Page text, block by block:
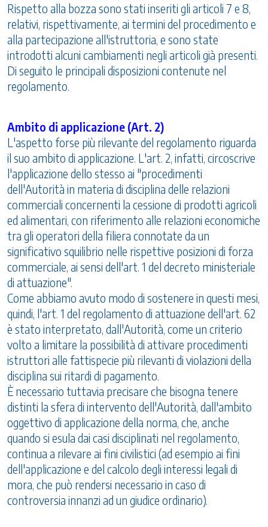
Rispetto alla bozza sono stati inseriti gli articoli 7 e 8,
relativi, rispettivamente, ai termini del procedimento e
alla partecipazione all'istruttoria, e sono state
introdotti alcuni cambiamenti negli articoli già presenti.
Di seguito le principali disposizioni contenute nel
regolamento.
Ambito di applicazione (Art. 2)
L'aspetto forse più rilevante del regolamento riguarda
il suo ambito di applicazione. L'art. 2, infatti, circoscrive
l'applicazione dello stesso ai "procedimenti
dell'Autorità in materia di disciplina delle relazioni
commerciali concernenti la cessione di prodotti agricoli
ed alimentari, con riferimento alle relazioni economiche
tra gli operatori della filiera connotate da un
significativo squilibrio nelle rispettive posizioni di forza
commerciale, ai sensi dell'art. 1 del decreto ministeriale
di attuazione".
Come abbiamo avuto modo di sostenere in questi mesi,
quindi, l'art. 1 del regolamento di attuazione dell'art. 62
è stato interpretato, dall'Autorità, come un criterio
volto a limitare la possibilità di attivare procedimenti
istruttori alle fattispecie più rilevanti di violazioni della
disciplina sui ritardi di pagamento.
È necessario tuttavia precisare che bisogna tenere
distinti la sfera di intervento dell'Autorità, dall'ambito
oggettivo di applicazione della norma, che, anche
quando si esula dai casi disciplinati nel regolamento,
continua a rilevare ai fini civilistici (ad esempio ai fini
dell'applicazione e del calcolo degli interessi legali di
mora, che può rendersi necessario in caso di
controversia innanzi ad un giudice ordinario).